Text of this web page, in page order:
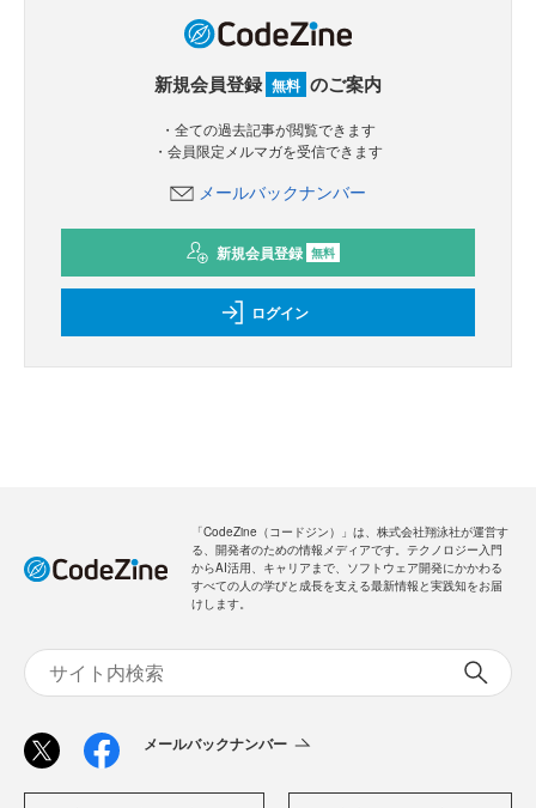
新規会員登録 無料 のご案内
・全ての過去記事が閲覧できます
・会員限定メルマガを受信できます
メールバックナンバー
新規会員登録 無料
ログイン
「CodeZine（コードジン）」は、株式会社翔泳社が運営す
る、開発者のための情報メディアです。テクノロジー入門
からAI活用、キャリアまで、ソフトウェア開発にかかわる
すべての人の学びと成長を支える最新情報と実践知をお届
けします。
メールバックナンバー